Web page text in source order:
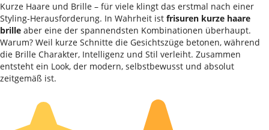
Kurze Haare und Brille – für viele klingt das erstmal nach einer
Styling-Herausforderung. In Wahrheit ist frisuren kurze haare
brille aber eine der spannendsten Kombinationen überhaupt.
Warum? Weil kurze Schnitte die Gesichtszüge betonen, während
die Brille Charakter, Intelligenz und Stil verleiht. Zusammen
entsteht ein Look, der modern, selbstbewusst und absolut
zeitgemäß ist.